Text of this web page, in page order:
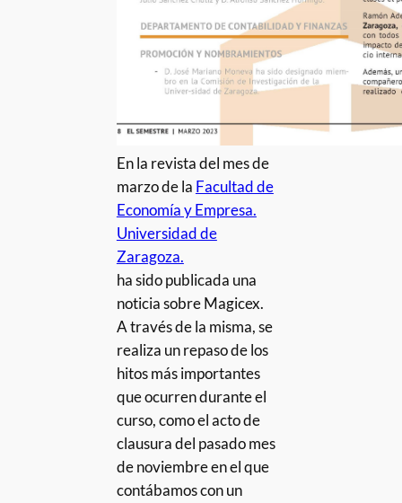
En la revista del mes de
marzo de la Facultad de
Economía y Empresa.
Universidad de
Zaragoza.
ha sido publicada una
noticia sobre Magicex.
A través de la misma, se
realiza un repaso de los
hitos más importantes
que ocurren durante el
curso, como el acto de
clausura del pasado mes
de noviembre en el que
contábamos con un